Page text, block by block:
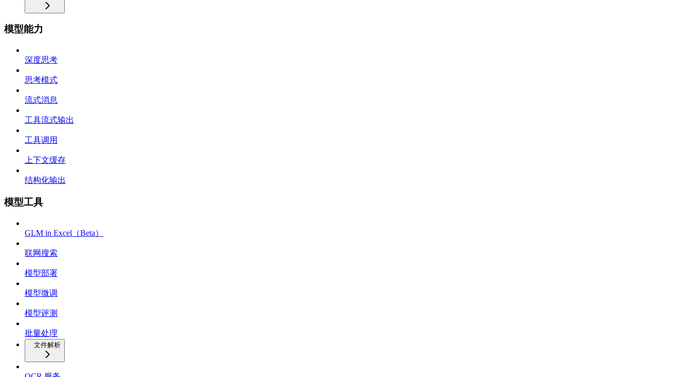
模型能力
深度思考
思考模式
流式消息
工具流式输出
工具调用
上下文缓存
结构化输出
模型工具
GLM in Excel（Beta）
联网搜索
模型部署
模型微调
模型评测
批量处理
文件解析